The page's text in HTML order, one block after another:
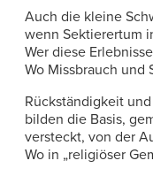
Auch die kleine
wenn Sektierertum
Wer diese
Wo Missbrauch und
Rückständigkeit
bilden die Basis,
versteckt, von der
Wo in „religiöser